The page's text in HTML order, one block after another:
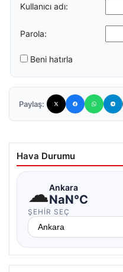
Kullanıcı adı:
Parola:
Beni hatırla
Paylaş:
Hava Durumu
☁Ankara
NaN°C
ŞEHIR SEÇ